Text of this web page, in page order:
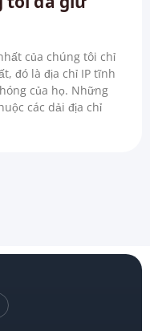
của chúng tôi chỉ
đó là địa chỉ IP tĩnh
của họ. Những
các dải địa chỉ